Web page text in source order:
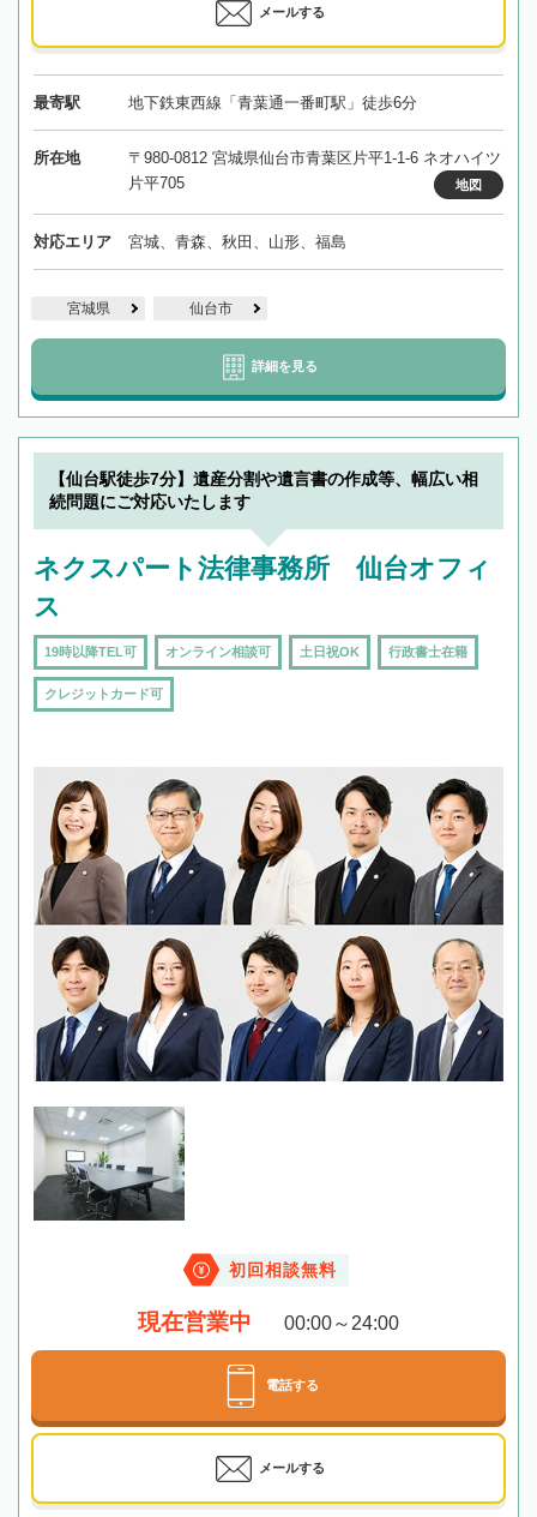
メールする
最寄駅 地下鉄東西線「青葉通一番町駅」徒歩6分
所在地
〒980-0812 宮城県仙台市青葉区片平1-1-6 ネオハイツ
片平705
地図
対応エリア 宮城、青森、秋田、山形、福島
宮城県 仙台市
詳細を見る
【仙台駅徒歩7分】遺産分割や遺言書の作成等、幅広い相
続問題にご対応いたします
ネクスパート法律事務所 仙台オフィ
ス
19時以降TEL可 オンライン相談可 土日祝OK 行政書士在籍
クレジットカード可
初回相談無料
現在営業中 00:00～24:00
電話する
メールする